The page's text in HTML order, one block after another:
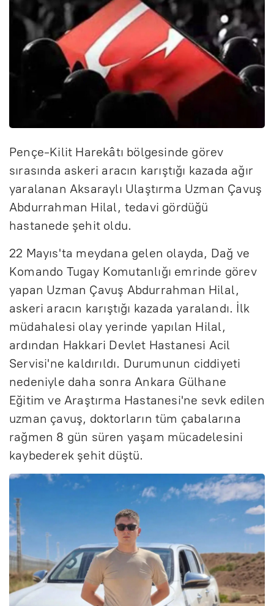
Pençe-Kilit Harekâtı bölgesinde görev
sırasında askeri aracın karıştığı kazada ağır
yaralanan Aksaraylı Ulaştırma Uzman Çavuş
Abdurrahman Hilal, tedavi gördüğü
hastanede şehit oldu.
22 Mayıs'ta meydana gelen olayda, Dağ ve
Komando Tugay Komutanlığı emrinde görev
yapan Uzman Çavuş Abdurrahman Hilal,
askeri aracın karıştığı kazada yaralandı. İlk
müdahalesi olay yerinde yapılan Hilal,
ardından Hakkari Devlet Hastanesi Acil
Servisi'ne kaldırıldı. Durumunun ciddiyeti
nedeniyle daha sonra Ankara Gülhane
Eğitim ve Araştırma Hastanesi'ne sevk edilen
uzman çavuş, doktorların tüm çabalarına
rağmen 8 gün süren yaşam mücadelesini
kaybederek şehit düştü.